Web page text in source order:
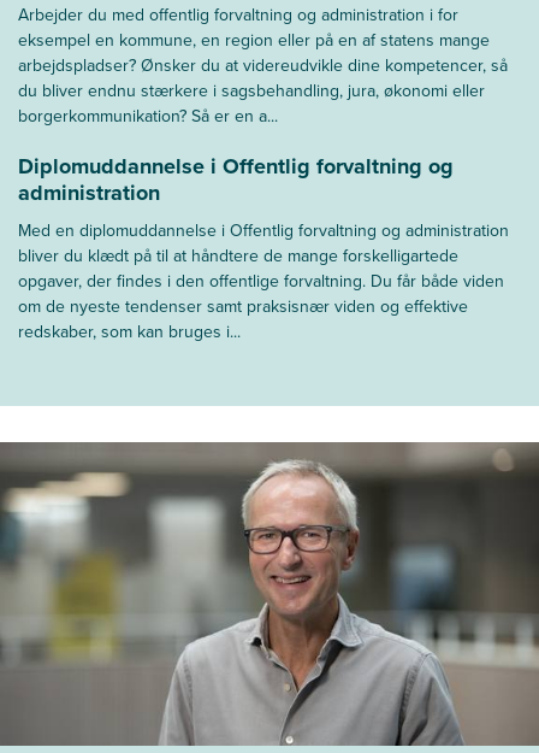
Arbejder du med offentlig forvaltning og administration i for
eksempel en kommune, en region eller på en af statens mange
arbejdspladser? Ønsker du at videreudvikle dine kompetencer, så
du bliver endnu stærkere i sagsbehandling, jura, økonomi eller
borgerkommunikation? Så er en a...
Diplomuddannelse i Offentlig forvaltning og
administration
Med en diplomuddannelse i Offentlig forvaltning og administration
bliver du klædt på til at håndtere de mange forskelligartede
opgaver, der findes i den offentlige forvaltning. Du får både viden
om de nyeste tendenser samt praksisnær viden og effektive
redskaber, som kan bruges i...